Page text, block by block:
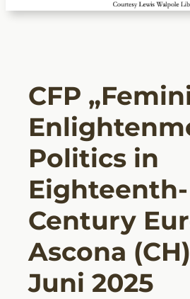
CFP
Politics in
Eighteenth-
Century
Ascona
Juni 2025